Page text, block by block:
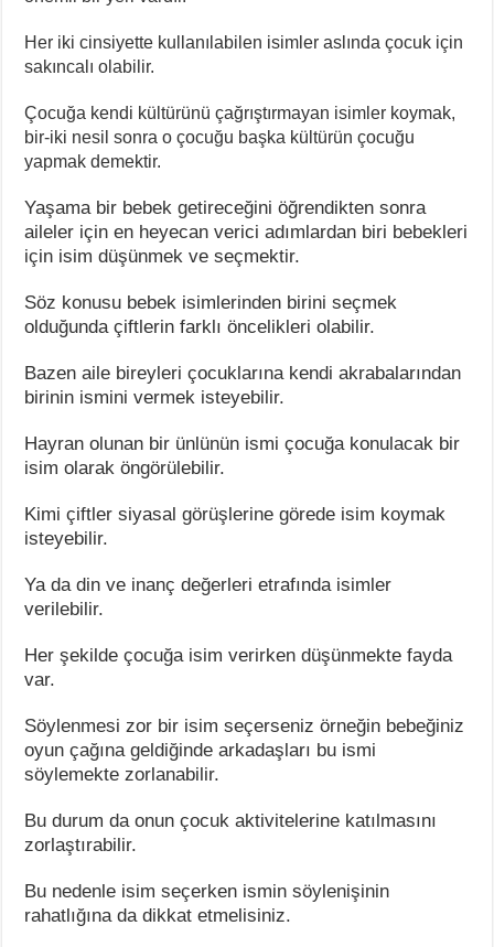
Her iki cinsiyette kullanılabilen isimler aslında çocuk için
sakıncalı olabilir.
Çocuğa kendi kültürünü çağrıştırmayan isimler koymak,
bir-iki nesil sonra o çocuğu başka kültürün çocuğu
yapmak demektir.
Yaşama bir bebek getireceğini öğrendikten sonra
aileler için en heyecan verici adımlardan biri bebekleri
için isim düşünmek ve seçmektir.
Söz konusu bebek isimlerinden birini seçmek
olduğunda çiftlerin farklı öncelikleri olabilir.
Bazen aile bireyleri çocuklarına kendi akrabalarından
birinin ismini vermek isteyebilir.
Hayran olunan bir ünlünün ismi çocuğa konulacak bir
isim olarak öngörülebilir.
Kimi çiftler siyasal görüşlerine görede isim koymak
isteyebilir.
Ya da din ve inanç değerleri etrafında isimler
verilebilir.
Her şekilde çocuğa isim verirken düşünmekte fayda
var.
Söylenmesi zor bir isim seçerseniz örneğin bebeğiniz
oyun çağına geldiğinde arkadaşları bu ismi
söylemekte zorlanabilir.
Bu durum da onun çocuk aktivitelerine katılmasını
zorlaştırabilir.
Bu nedenle isim seçerken ismin söylenişinin
rahatlığına da dikkat etmelisiniz.